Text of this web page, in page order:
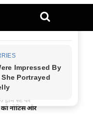
होम स्टे पर
को नोटिस और